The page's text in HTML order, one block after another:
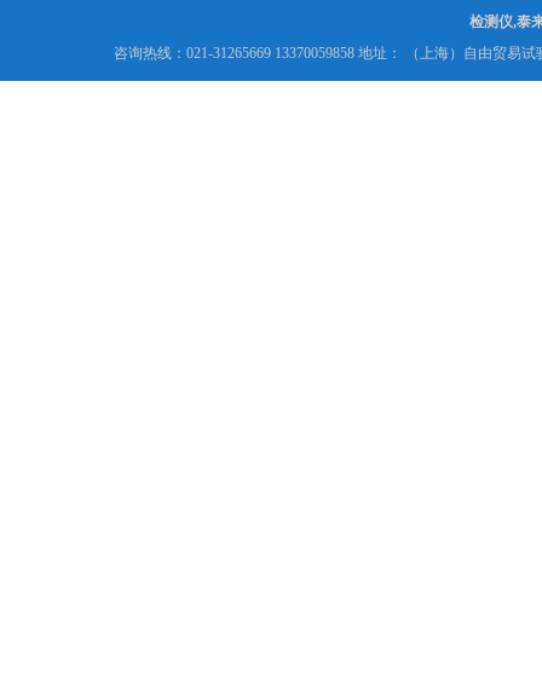
检测仪,泰
咨询热线：021-31265669 13370059858 地址： （上海）自由贸易